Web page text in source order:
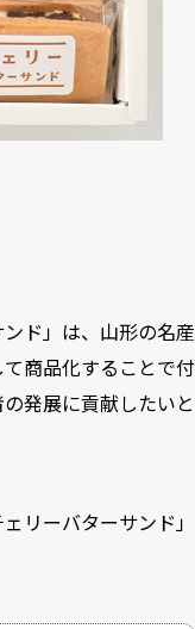
ド」は、山形の名産
商品化することで付
発展に貢献したいと
リーバターサンド」